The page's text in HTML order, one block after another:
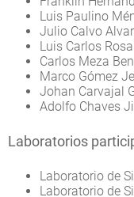
Luis Paulino
Julio Calvo
Luis Carlos
Carlos Meza
Marco Gómez
Johan Carvajal
Adolfo Chaves
Laboratorios
Laboratorio de
Laboratorio de